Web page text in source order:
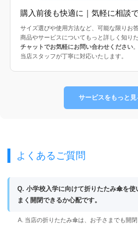
購入前後も快適に｜気軽に相談
サイズ選びや使用方法など、可能な限りお答
商品やサービスについてもっと詳しく知りた
チャットでお気軽にお問い合わせください。
当店スタッフが丁寧に対応いたします。
サービスをもっと見
よくあるご質問
Q. 小学校入学に向けて折りたたみ傘を使
まく開閉できるか心配です。
A. 当店の折りたたみ傘は、お子さまでも開